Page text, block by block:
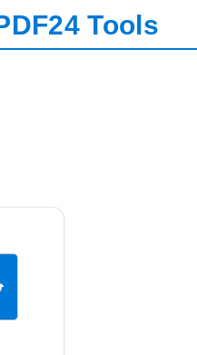
Tools